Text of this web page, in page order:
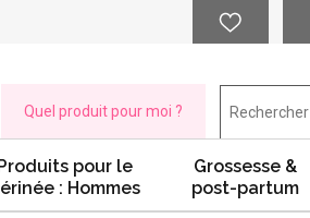
Quel produit pour moi ?
pour le
: Hommes
Grossesse &
post-partum